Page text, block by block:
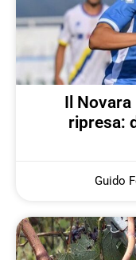
Il Novara
ripresa:
Guido